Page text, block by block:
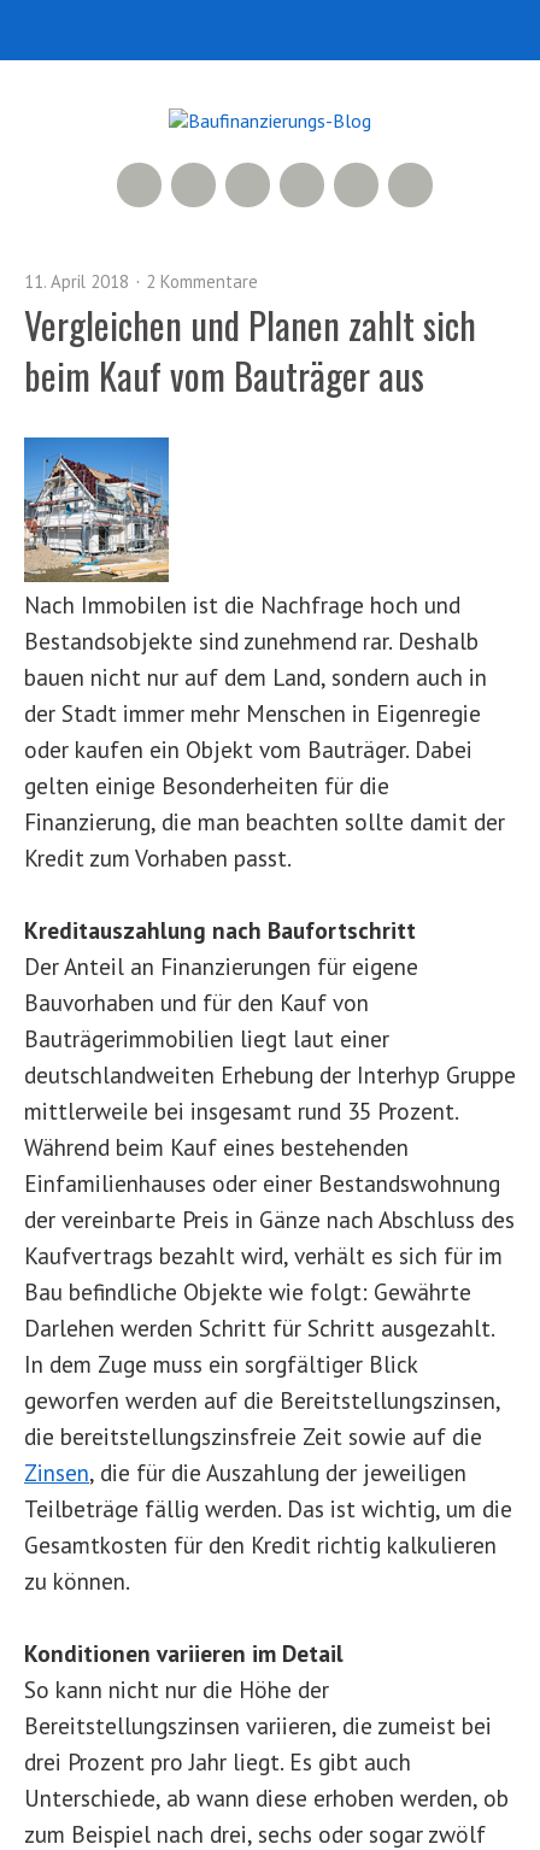
Facebook
500px
LinkedIn
Xing
RSS Feed
11. April 2018 2 Kommentare
Vergleichen und Planen zahlt sich
beim Kauf vom Bauträger aus
Nach Immobilen ist die Nachfrage hoch und
Bestandsobjekte sind zunehmend rar. Deshalb
bauen nicht nur auf dem Land, sondern auch in
der Stadt immer mehr Menschen in Eigenregie
oder kaufen ein Objekt vom Bauträger. Dabei
gelten einige Besonderheiten für die
Finanzierung, die man beachten sollte damit der
Kredit zum Vorhaben passt.
Kreditauszahlung nach Baufortschritt
Der Anteil an Finanzierungen für eigene
Bauvorhaben und für den Kauf von
Bauträgerimmobilien liegt laut einer
deutschlandweiten Erhebung der Interhyp Gruppe
mittlerweile bei insgesamt rund 35 Prozent.
Während beim Kauf eines bestehenden
Einfamilienhauses oder einer Bestandswohnung
der vereinbarte Preis in Gänze nach Abschluss des
Kaufvertrags bezahlt wird, verhält es sich für im
Bau befindliche Objekte wie folgt: Gewährte
Darlehen werden Schritt für Schritt ausgezahlt.
In dem Zuge muss ein sorgfältiger Blick
geworfen werden auf die Bereitstellungszinsen,
die bereitstellungszinsfreie Zeit sowie auf die
Zinsen, die für die Auszahlung der jeweiligen
Teilbeträge fällig werden. Das ist wichtig, um die
Gesamtkosten für den Kredit richtig kalkulieren
zu können.
Konditionen variieren im Detail
So kann nicht nur die Höhe der
Bereitstellungszinsen variieren, die zumeist bei
drei Prozent pro Jahr liegt. Es gibt auch
Unterschiede, ab wann diese erhoben werden, ob
zum Beispiel nach drei, sechs oder sogar zwölf